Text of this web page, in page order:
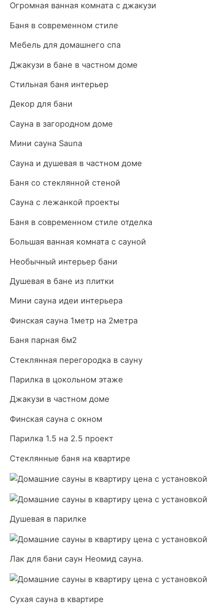
Огромная ванная комната с джакузи
Баня в современном стиле
Мебель для домашнего спа
Джакузи в бане в частном доме
Стильная баня интерьер
Декор для бани
Сауна в загородном доме
Мини сауна Sauna
Сауна и душевая в частном доме
Баня со стеклянной стеной
Сауна с лежанкой проекты
Баня в современном стиле отделка
Большая ванная комната с сауной
Необычный интерьер бани
Душевая в бане из плитки
Мини сауна идеи интерьера
Финская сауна 1метр на 2метра
Баня парная 6м2
Стеклянная перегородка в сауну
Парилка в цокольном этаже
Джакузи в частном доме
Финская сауна с окном
Парилка 1.5 на 2.5 проект
Стеклянные баня на квартире
Душевая в парилке
Лак для бани саун Неомид сауна.
Сухая сауна в квартире